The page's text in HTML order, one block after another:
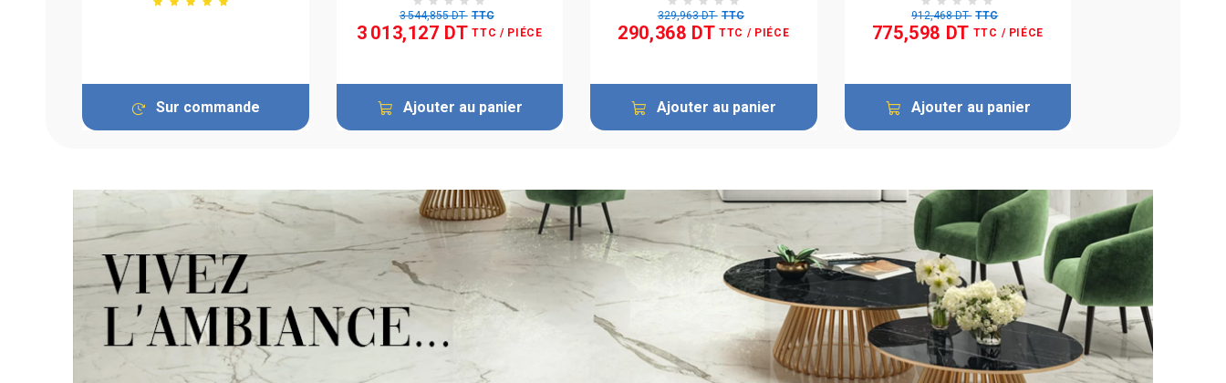
Sur commande
3 544,855 DT TTC
3 013,127 DT TTC / PIÉCE
Ajouter au panier
329,963 DT TTC
290,368 DT TTC / PIÉCE
Ajouter au panier
912,468 DT TTC
775,598 DT TTC / PIÉCE
Ajouter au panier